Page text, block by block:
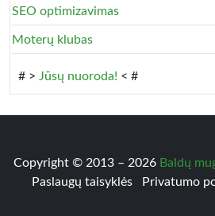
SEO optimizavimas
Moterų klubas
# > Jūsų nuoroda! < #
Copyright © 2013 – 2026 Baldų
Paslaugų taisyklės
Privatumo